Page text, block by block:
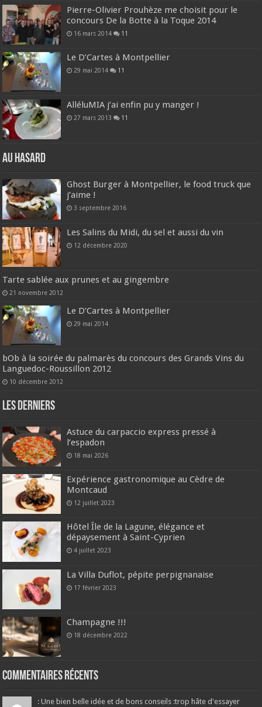
Pierre-Olivier Prouhèze me choisit pour le
concours De la Botte à la Toque 2014
16 mars 2014 11
Le D’Cartes à Montpellier
29 mai 2014 11
AlléluMIA j’ai enfin pu y manger !
27 mars 2013 11
Au hasard
Ghost Burger à Montpellier, le food truck que
j’aime !
3 septembre 2016
Les Salins du Midi, du sel et aussi du vin
12 décembre 2020
Tarte sablée aux prunes et au gingembre
21 novembre 2012
Le D’Cartes à Montpellier
29 mai 2014
bOb à la soirée du palmarès du concours des Grands Vins du
Languedoc-Roussillon 2012
10 décembre 2012
Les derniers
Astuce du carpaccio express pressé à
l’espadon
18 mai 2026
Expérience gastronomique au Cèdre de
Montcaud
12 juillet 2023
Hôtel Île de la Lagune, élégance et
dépaysement à Saint-Cyprien
4 juillet 2023
La Villa Duflot, pépite perpignanaise
17 février 2023
Champagne !!!
18 décembre 2022
Commentaires récents
: Une bien belle idée et de bons conseils :trop hâte d'essayer